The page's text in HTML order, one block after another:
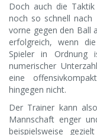
Doch auch die
noch so schnell nach
vorne gegen den Ball
erfolgreich, wenn
Spieler in Ordnung
numerischer
eine
hingegen nicht.
Der Trainer kann
Mannschaft enger
beispielsweise